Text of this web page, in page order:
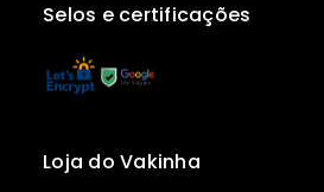
Selos e certificações
Loja do Vakinha